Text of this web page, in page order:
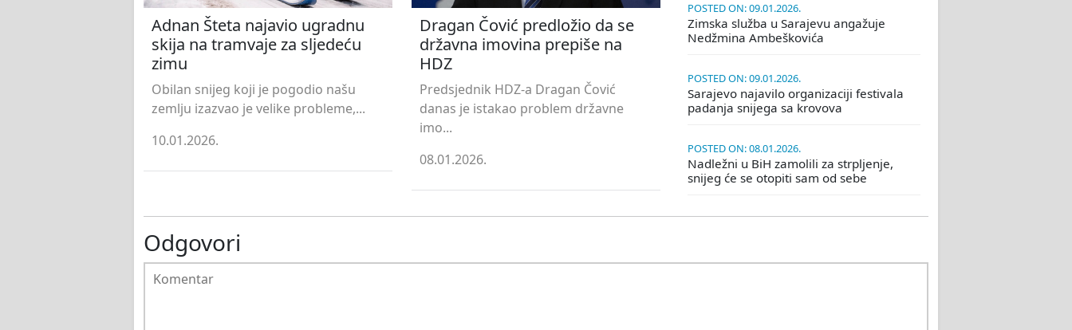
Adnan Šteta najavio ugradnu
skija na tramvaje za sljedeću
zimu
Obilan snijeg koji je pogodio našu
zemlju izazvao je velike probleme,...
10.01.2026.
Dragan Čović predložio da se
državna imovina prepiše na
HDZ
Predsjednik HDZ-a Dragan Čović
danas je istakao problem državne
imo...
08.01.2026.
POSTED ON: 09.01.2026.
Zimska služba u Sarajevu angažuje
Nedžmina Ambeškovića
POSTED ON: 09.01.2026.
Sarajevo najavilo organizaciji festivala
padanja snijega sa krovova
POSTED ON: 08.01.2026.
Nadležni u BiH zamolili za strpljenje,
snijeg će se otopiti sam od sebe
Odgovori